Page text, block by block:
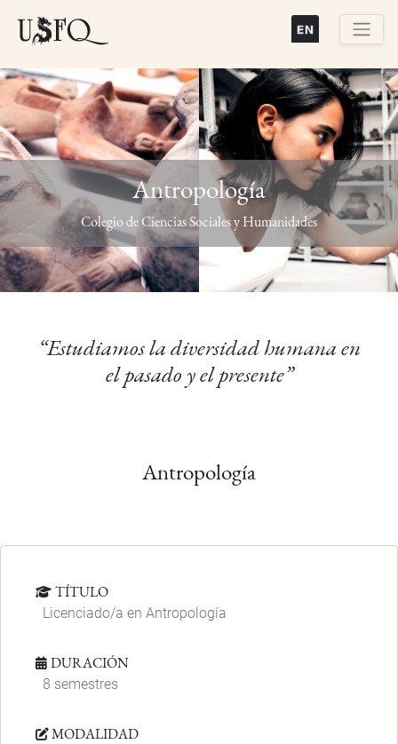
principal
Previous Next
Antropología
Colegio de Ciencias Sociales y Humanidades
“Estudiamos la diversidad humana en
el pasado y el presente”
Antropología
TÍTULO
Licenciado/a en Antropología
DURACIÓN
8 semestres
MODALIDAD